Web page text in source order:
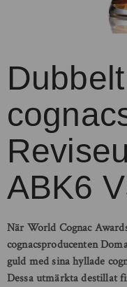
Dubbelt
ABK6
När World Cognac
cognacsproducenten
guld med sina hyllade
Dessa utmärkta destillat